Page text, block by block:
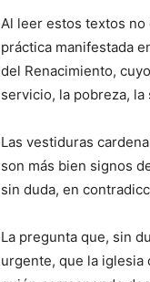
Al leer estos textos no
práctica manifestada
del Renacimiento,
servicio, la pobreza,
Las vestiduras
son más bien signos
sin duda, en
La pregunta que, sin
urgente, que la iglesia